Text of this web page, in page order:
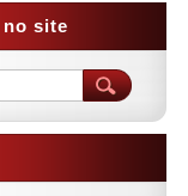
no site